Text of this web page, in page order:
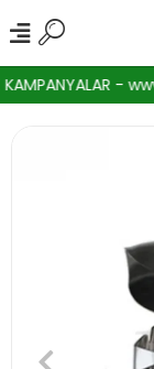
KAMPANYALAR -